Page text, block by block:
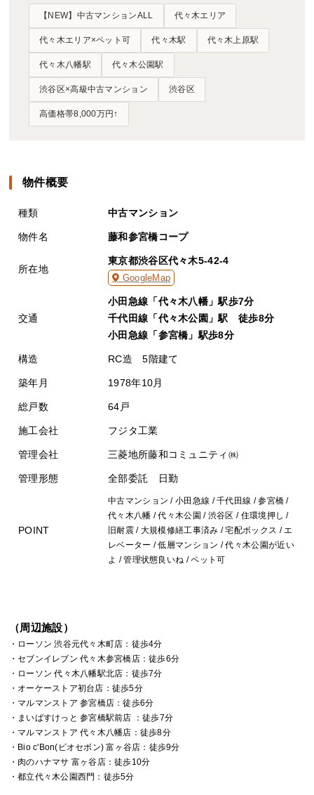
【NEW】中古マンションALL 代々木エリア
代々木エリア×ペット可 代々木駅 代々木上原駅
代々木八幡駅 代々木公園駅
渋谷区×高級中古マンション 渋谷区
高価格帯8,000万円↑
物件概要
種類 中古マンション
物件名 藤和参宮橋コープ
所在地
東京都渋谷区代々木5-42-4
GoogleMap
交通
小田急線「代々木八幡」駅歩7分
千代田線「代々木公園」駅 徒歩8分
小田急線「参宮橋」駅歩8分
構造 RC造 5階建て
築年月 1978年10月
総戸数 64戸
施工会社 フジタ工業
管理会社 三菱地所藤和コミュニティ㈱
管理形態 全部委託 日勤
POINT
中古マンション / 小田急線 / 千代田線 / 参宮橋 /
代々木八幡 / 代々木公園 / 渋谷区 / 住環境押し /
旧耐震 / 大規模修繕工事済み / 宅配ボックス / エ
レベーター / 低層マンション / 代々木公園が近い
よ / 管理状態良いね / ペット可
（周辺施設）
・ローソン 渋谷元代々木町店：徒歩4分
・セブンイレブン 代々木参宮橋店：徒歩6分
・ローソン 代々木八幡駅北店：徒歩7分
・オーケーストア初台店：徒歩5分
・マルマンストア 参宮橋店：徒歩6分
・まいばすけっと 参宮橋駅前店 ：徒歩7分
・マルマンストア 代々木八幡店：徒歩8分
・Bio c'Bon(ビオセボン) 富ヶ谷店：徒歩9分
・肉のハナマサ 富ヶ谷店：徒歩10分
・都立代々木公園西門：徒歩5分